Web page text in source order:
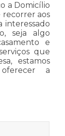
a Domicílio
recorrer aos
interessado
seja algo
e
que
estamos
a